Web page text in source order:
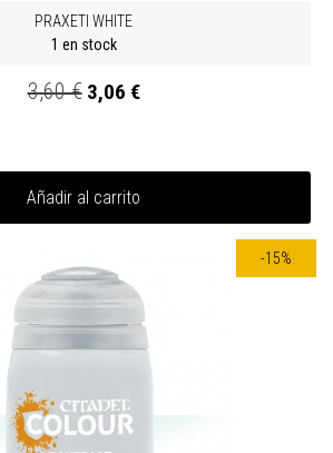
PRAXETI WHITE
1 en stock
3,60 € 3,06 €
Añadir al carrito
-15%